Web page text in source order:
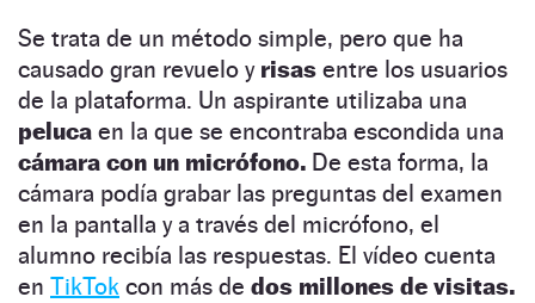
Se trata de un método simple, pero que ha
causado gran revuelo y risas entre los usuarios
de la plataforma. Un aspirante utilizaba una
peluca en la que se encontraba escondida una
cámara con un micrófono. De esta forma, la
cámara podía grabar las preguntas del examen
en la pantalla y a través del micrófono, el
alumno recibía las respuestas. El vídeo cuenta
en TikTok con más de dos millones de visitas.